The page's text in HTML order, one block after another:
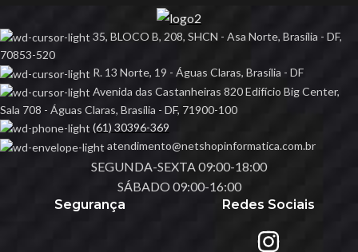
35, BLOCO B, 208, SHCN - Asa Norte, Brasília - DF,
70853-520
R. 13 Norte, 19 - Águas Claras, Brasília - DF
Avenida das Castanheiras 820 Edifício Big Center,
Sala 708 - Águas Claras, Brasília - DF, 71900-100
(61) 30396-369
atendimento@netshopinformatica.com.br
SEGUNDA-SEXTA 09:00-18:00
SÁBADO 09:00-16:00
Segurança
Redes Sociais